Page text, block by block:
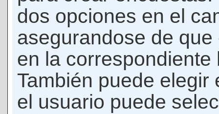
dos opciones en el
asegurandose de
en la
También puede
el usuario puede